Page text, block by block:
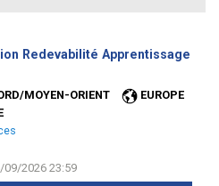
Redevabilité Apprentissage
MOYEN-ORIENT
EUROPE
09/2026 23:59